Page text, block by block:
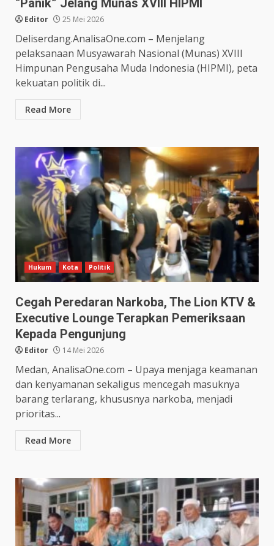
“Panik” Jelang Munas XVIII HIPMI
Editor 25 Mei 2026
Deliserdang.AnalisaOne.com – Menjelang
pelaksanaan Musyawarah Nasional (Munas) XVIII
Himpunan Pengusaha Muda Indonesia (HIPMI), peta
kekuatan politik di...
Read More
Hukum Kota Politik
Cegah Peredaran Narkoba, The Lion KTV &
Executive Lounge Terapkan Pemeriksaan
Kepada Pengunjung
Editor 14 Mei 2026
Medan, AnalisaOne.com – Upaya menjaga keamanan
dan kenyamanan sekaligus mencegah masuknya
barang terlarang, khususnya narkoba, menjadi
prioritas...
Read More